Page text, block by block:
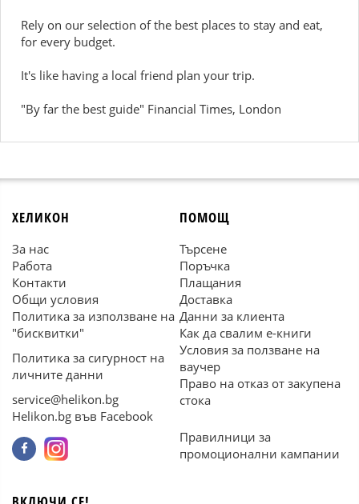
Rely on our selection of the best places to stay and eat,
for every budget.
It's like having a local friend plan your trip.
"By far the best guide" Financial Times, London
ХЕЛИКОН
За нас
Работа
Контакти
Общи условия
Политика за използване на
"бисквитки"
Политика за сигурност на
личните данни
service@helikon.bg
Helikon.bg във Facebook
ПОМОЩ
Търсене
Поръчка
Плащания
Доставка
Данни за клиента
Как да свалим е-книги
Условия за ползване на
ваучер
Право на отказ от закупена
стока
Правилници за
промоционални кампании